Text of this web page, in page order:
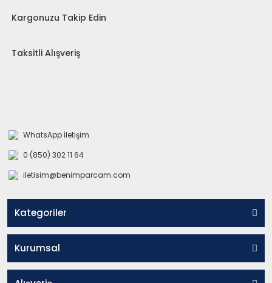
Kargonuzu Takip Edin
Taksitli Alışveriş
WhatsApp İletişim
0 (850) 302 11 64
iletisim@benimparcam.com
Kategoriler
Kurumsal